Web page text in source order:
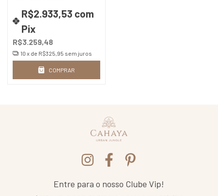
R$3.259,48
R$2.933,53 com
Pix
10 x de R$325,95 sem juros
COMPRAR
Entre para o nosso Clube Vip!